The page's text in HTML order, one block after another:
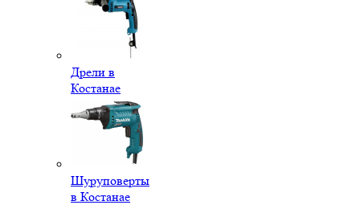
Дрели в
Костанае
Шуруповерты
в Костанае